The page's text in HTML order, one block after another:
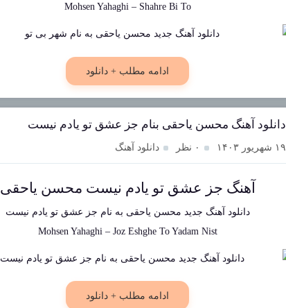
Mohsen Yahaghi– Shahre Bi To
ادامه مطلب + دانلود
دانلود آهنگ محسن یاحقی بنام جز عشق تو یادم نیست
۱۹ شهریور ۱۴۰۳ ۰ نظر دانلود آهنگ
آهنگ جز عشق تو یادم نیست محسن یاحقی
دانلود آهنگ جدید محسن یاحقی به نام جز عشق تو یادم نیست
Mohsen Yahaghi– Joz Eshghe To Yadam Nist
ادامه مطلب + دانلود